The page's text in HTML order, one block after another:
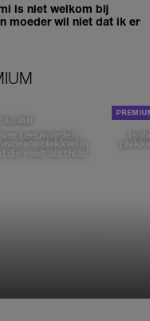
is niet welkom bij
moeder wil niet dat ik er
VAN
Leeuwarden,
plekken in
die voelt als thuis'